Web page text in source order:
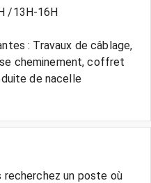
/13H-16H
: Travaux de câblage,
cheminement, coffret
de nacelle
recherchez un poste où